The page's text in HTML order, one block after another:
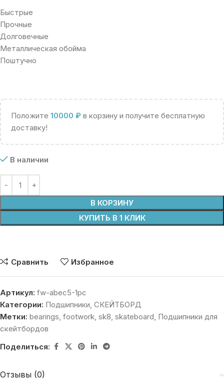
Быстрые
Прочные
Долговечные
Металлическая обойма
Поштучно
Положите 10000 ₽ в корзину и получите бесплатную
доставку!
В наличии
В КОРЗИНУ
КУПИТЬ В 1 КЛИК
Сравнить Избранное
Артикул: fw-abec5-1pc
Категории: Подшипники, СКЕЙТБОРД
Метки: bearings, footwork, sk8, skateboard, Подшипники для
скейтбордов
Поделиться:
Отзывы (0)